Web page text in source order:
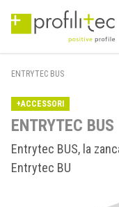
ENTRYTEC BUS
+ACCESSORI
ENTRYTEC BUS
Entrytec BUS, la
Entrytec BU